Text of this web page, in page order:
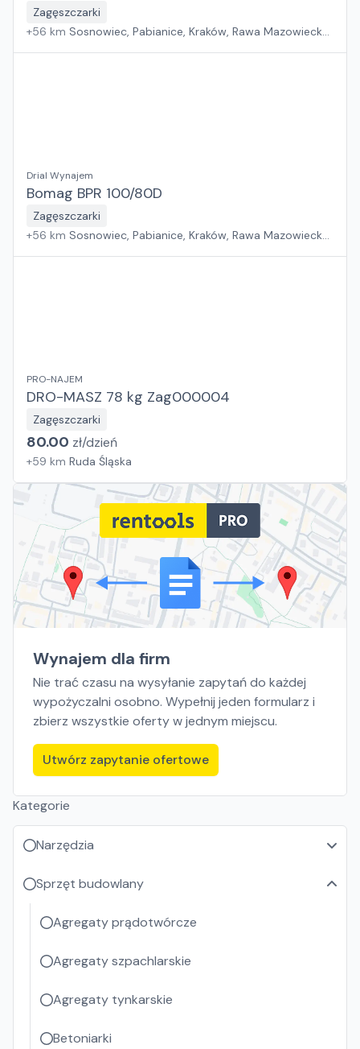
Zagęszczarki
+56 km Sosnowiec, Pabianice, Kraków, Rawa Mazowiecka,
Drial Wynajem
Bomag BPR 100/80D
Zagęszczarki
+56 km Sosnowiec, Pabianice, Kraków, Rawa Mazowiecka,
PRO-NAJEM
DRO-MASZ 78 kg Zag000004
Zagęszczarki
80.00 zł/dzień
+59 km Ruda Śląska
Wynajem dla firm
Nie trać czasu na wysyłanie zapytań do każdej
wypożyczalni osobno. Wypełnij jeden formularz i
zbierz wszystkie oferty w jednym miejscu.
Utwórz zapytanie ofertowe
Kategorie
Narzędzia
Sprzęt budowlany
Agregaty prądotwórcze
Agregaty szpachlarskie
Agregaty tynkarskie
Betoniarki